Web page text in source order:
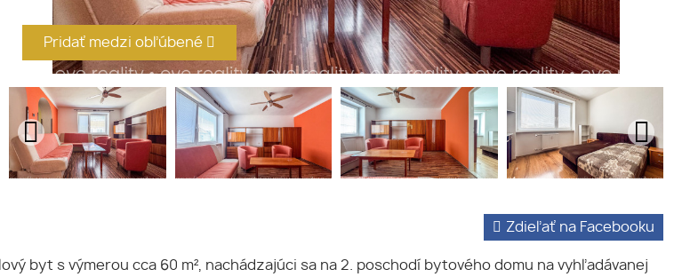
Pridať medzi obľúbené
Zdieľať na Facebooku
byt s výmerou cca 60 m², nachádzajúci sa na 2. poschodí bytového domu na vyhľadávanej